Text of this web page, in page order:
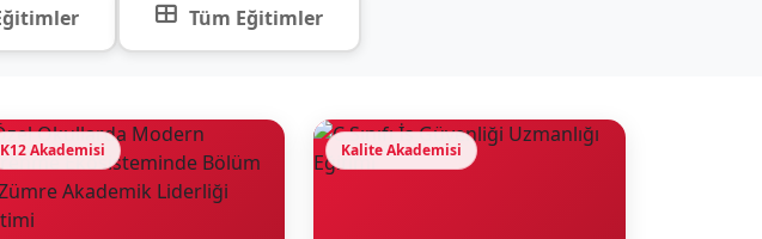
Tüm Eğitimler
K12 Akademisi Kalite Akademisi